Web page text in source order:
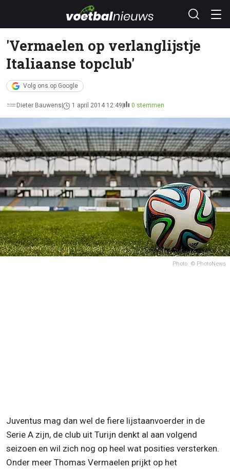
'Vermaelen op verlanglijstje
Italiaanse topclub'
Volg ons op Google
Dieter Bauwens 1 april 2014 12:49 0 stemmen
Photo: © PhotoNews
Juventus mag dan wel de fiere lijstaanvoerder in de
Serie A zijn, de club uit Turijn denkt al aan volgend
seizoen en wil zich nog op heel wat posities versterken.
Onder meer Thomas Vermaelen prijkt op het